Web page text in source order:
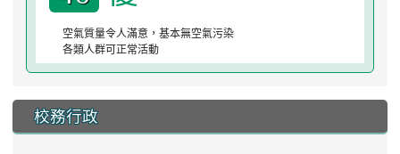
空氣質量令人滿意，基本無空氣污染
各類人群可正常活動
校務行政